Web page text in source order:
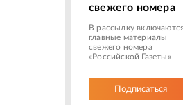
свежего номера
В рассылку включаются
главные материалы
свежего номера
«Российской Газеты»
Подписаться